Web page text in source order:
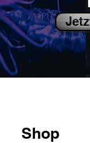
Shop